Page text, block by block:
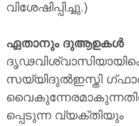
വിശേഷിപ്പിച്ചു.)
ഏതാനും ദുആഉകൾ
സയ്യിദുൽഇസ്തി
പ്പെടുന്ന വ്യക്തിയും